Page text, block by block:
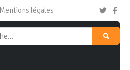
Mentions légales